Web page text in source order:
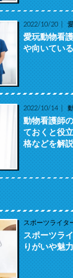
2022/10/20
愛玩動物看
や向いてい
2022/10/14
動物看護師
ておくと役
格などを解説
スポーツライタ
スポーツラ
りがいや魅